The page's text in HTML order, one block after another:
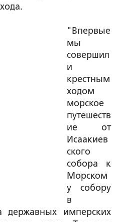
"Впервые
мы
совершил
и
крестным
ходом
морское
путешеств
ие от
Исаакиев
ского
собора к
Морском
у собору
в
державных имперских